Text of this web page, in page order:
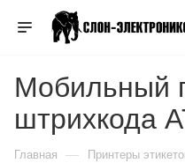
Мобильный
штрихкода
Главная — Принтеры